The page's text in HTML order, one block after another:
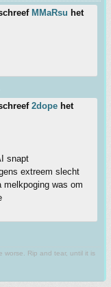
MMaRsu het
2dope het
snapt
extreem slecht
melkpoging was om
worse. Rip and tear, until it is